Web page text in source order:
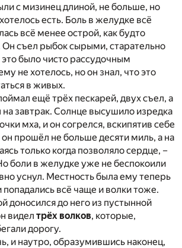
с мизинец длиной, не больше, но
есть. Боль в желудке всё
всё менее острой, как будто
съел рыбок сырыми, старательно
было чисто рассудочным
не хотелось, но он знал, что это
в живых.
ещё трёх пескарей, двух съел, а
на завтрак. Солнце высушило изредка
мха, и он согрелся, вскипятив себе
он прошёл не больше десяти миль, а на
только когда позволяло сердце, –
боли в желудке уже не беспокоили
уснул. Местность была ему теперь
попадались всё чаще и волки тоже.
доносился до него из пустынной
видел трёх волков, которые,
дорогу.
и наутро, образумившись наконец,